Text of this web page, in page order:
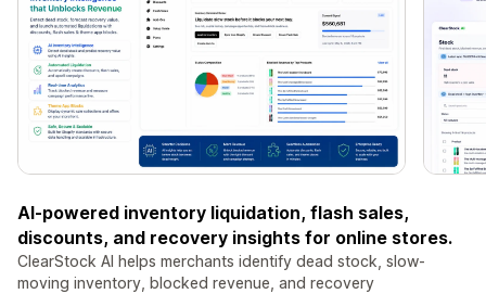
AI-powered inventory liquidation, flash sales,
discounts, and recovery insights for online stores.
ClearStock AI helps merchants identify dead stock, slow-
moving inventory, blocked revenue, and recovery